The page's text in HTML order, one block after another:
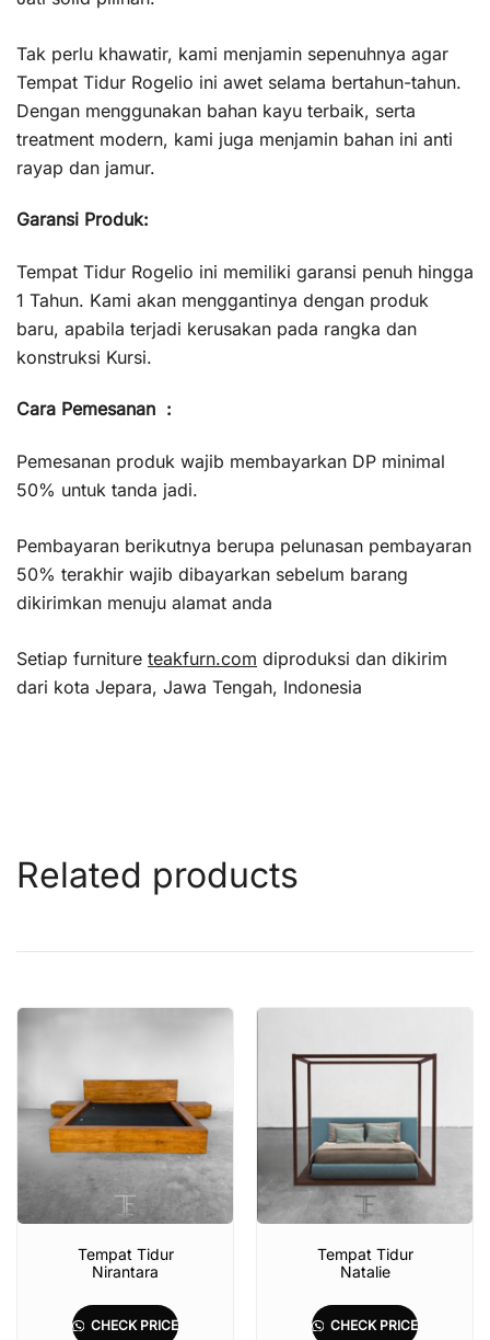
Tak perlu khawatir, kami menjamin sepenuhnya agar
Tempat Tidur Rogelio ini awet selama bertahun-tahun.
Dengan menggunakan bahan kayu terbaik, serta
treatment modern, kami juga menjamin bahan ini anti
rayap dan jamur.
Garansi Produk:
Tempat Tidur Rogelio ini memiliki garansi penuh hingga
1 Tahun. Kami akan menggantinya dengan produk
baru, apabila terjadi kerusakan pada rangka dan
konstruksi Kursi.
Cara Pemesanan :
Pemesanan produk wajib membayarkan DP minimal
50% untuk tanda jadi.
Pembayaran berikutnya berupa pelunasan pembayaran
50% terakhir wajib dibayarkan sebelum barang
dikirimkan menuju alamat anda
Setiap furniture teakfurn.com diproduksi dan dikirim
dari kota Jepara, Jawa Tengah, Indonesia
Related products
Tempat Tidur
Nirantara
CHECK PRICE
Tempat Tidur
Natalie
CHECK PRICE